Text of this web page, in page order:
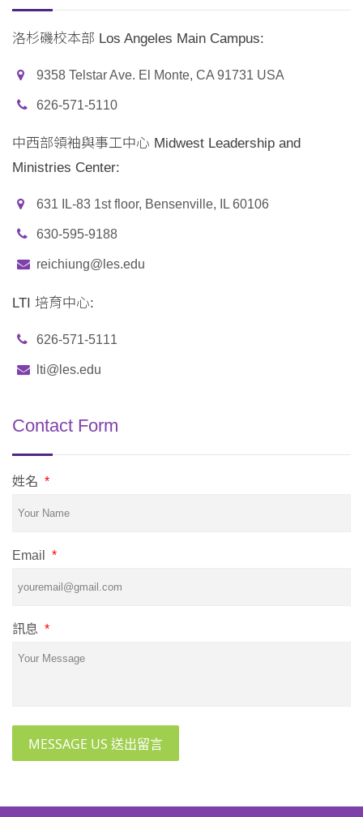
洛杉磯校本部 Los Angeles Main Campus:
9358 Telstar Ave. El Monte, CA 91731 USA
626-571-5110
中西部領袖與事工中心 Midwest Leadership and
Ministries Center:
631 IL-83 1st floor, Bensenville, IL 60106
630-595-9188
reichiung@les.edu
LTI 培育中心:
626-571-5111
lti@les.edu
Contact Form
姓名 *
Email *
訊息 *
MESSAGE US 送出留言